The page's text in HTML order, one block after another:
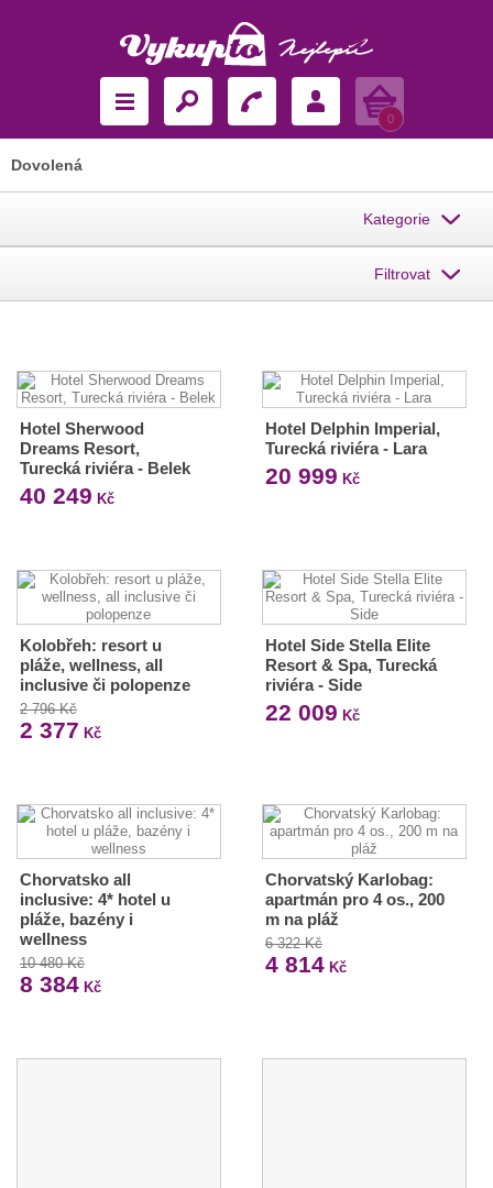
Košík
0
Dovolená
Kategorie
Filtrovat
Hotel Sherwood
Dreams Resort,
Turecká riviéra - Belek
40 249 Kč
Hotel Delphin Imperial,
Turecká riviéra - Lara
20 999 Kč
Kolobřeh: resort u
pláže, wellness, all
inclusive či polopenze
2 796 Kč
2 377 Kč
Hotel Side Stella Elite
Resort & Spa, Turecká
riviéra - Side
22 009 Kč
Chorvatsko all
inclusive: 4* hotel u
pláže, bazény i
wellness
10 480 Kč
8 384 Kč
Chorvatský Karlobag:
apartmán pro 4 os., 200
m na pláž
6 322 Kč
4 814Kč